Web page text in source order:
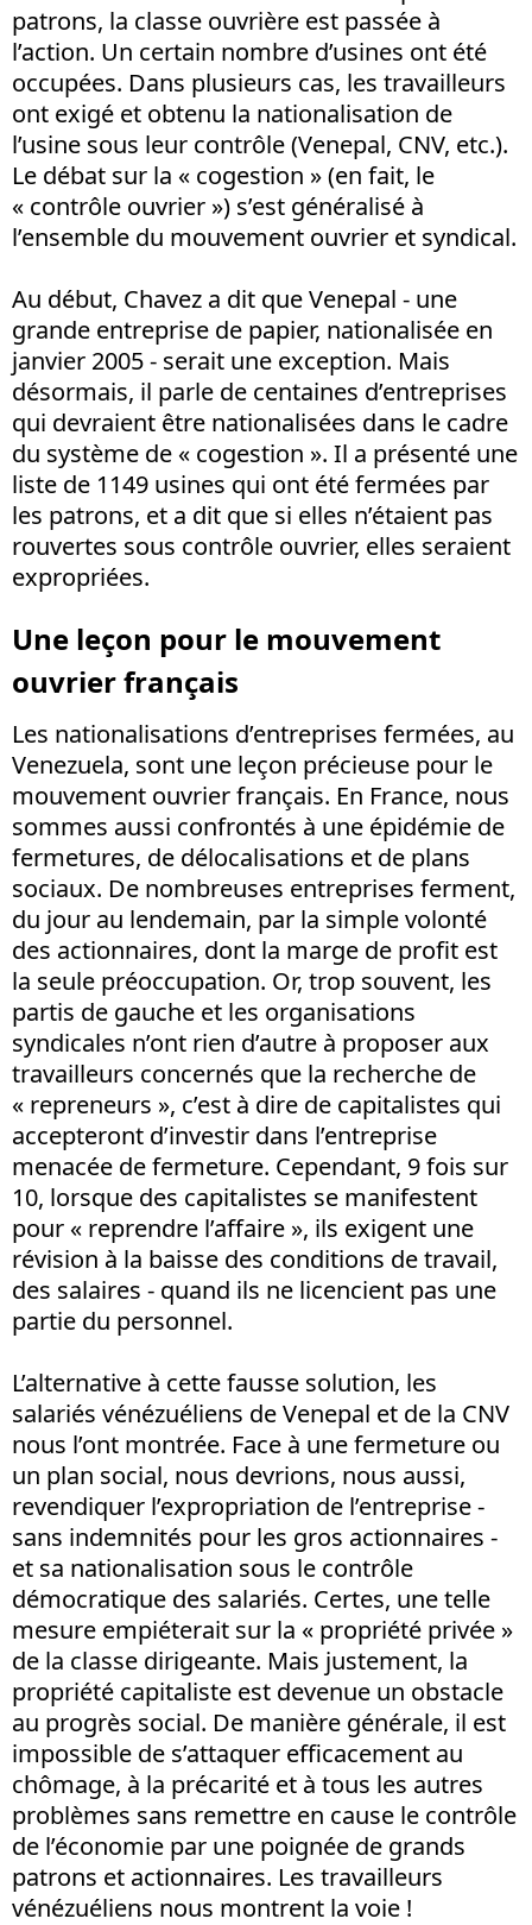
patrons, la classe ouvrière est passée à
l’action. Un certain nombre d’usines ont été
occupées. Dans plusieurs cas, les travailleurs
ont exigé et obtenu la nationalisation de
l’usine sous leur contrôle (Venepal, CNV, etc.).
Le débat sur la « cogestion » (en fait, le
« contrôle ouvrier ») s’est généralisé à
l’ensemble du mouvement ouvrier et syndical.
Au début, Chavez a dit que Venepal - une
grande entreprise de papier, nationalisée en
janvier 2005 - serait une exception. Mais
désormais, il parle de centaines d’entreprises
qui devraient être nationalisées dans le cadre
du système de « cogestion ». Il a présenté une
liste de 1149 usines qui ont été fermées par
les patrons, et a dit que si elles n’étaient pas
rouvertes sous contrôle ouvrier, elles seraient
expropriées.
Une leçon pour le mouvement
ouvrier français
Les nationalisations d’entreprises fermées, au
Venezuela, sont une leçon précieuse pour le
mouvement ouvrier français. En France, nous
sommes aussi confrontés à une épidémie de
fermetures, de délocalisations et de plans
sociaux. De nombreuses entreprises ferment,
du jour au lendemain, par la simple volonté
des actionnaires, dont la marge de profit est
la seule préoccupation. Or, trop souvent, les
partis de gauche et les organisations
syndicales n’ont rien d’autre à proposer aux
travailleurs concernés que la recherche de
« repreneurs », c’est à dire de capitalistes qui
accepteront d’investir dans l’entreprise
menacée de fermeture. Cependant, 9 fois sur
10, lorsque des capitalistes se manifestent
pour « reprendre l’affaire », ils exigent une
révision à la baisse des conditions de travail,
des salaires - quand ils ne licencient pas une
partie du personnel.
L’alternative à cette fausse solution, les
salariés vénézuéliens de Venepal et de la CNV
nous l’ont montrée. Face à une fermeture ou
un plan social, nous devrions, nous aussi,
revendiquer l’expropriation de l’entreprise -
sans indemnités pour les gros actionnaires -
et sa nationalisation sous le contrôle
démocratique des salariés. Certes, une telle
mesure empiéterait sur la « propriété privée »
de la classe dirigeante. Mais justement, la
propriété capitaliste est devenue un obstacle
au progrès social. De manière générale, il est
impossible de s’attaquer efficacement au
chômage, à la précarité et à tous les autres
problèmes sans remettre en cause le contrôle
de l’économie par une poignée de grands
patrons et actionnaires. Les travailleurs
vénézuéliens nous montrent la voie !